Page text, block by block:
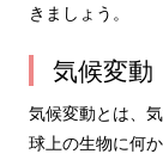
きましょう。
気候変動
気候変動とは、
球上の生物に何